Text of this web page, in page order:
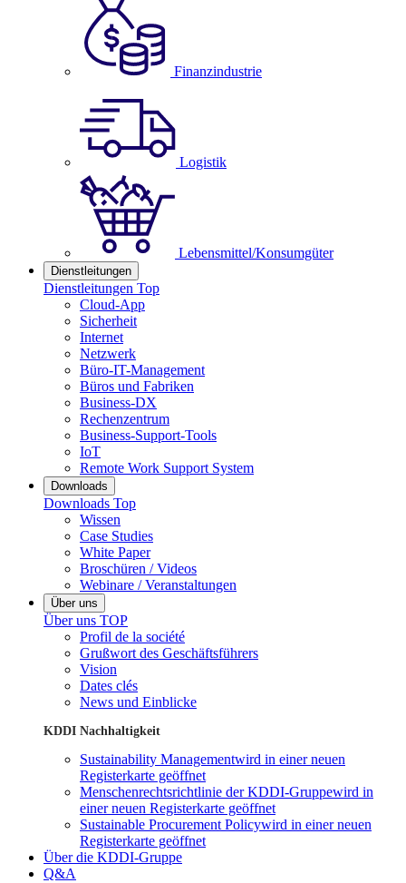
Finanzindustrie
Logistik
Lebensmittel/Konsumgüter
Dienstleitungen
Dienstleitungen Top
Cloud-App
Sicherheit
Internet
Netzwerk
Büro-IT-Management
Büros und Fabriken
Business-DX
Rechenzentrum
Business-Support-Tools
IoT
Remote Work Support System
Downloads
Downloads Top
Wissen
Case Studies
White Paper
Broschüren / Videos
Webinare / Veranstaltungen
Über uns
Über uns TOP
Profil de la société
Grußwort des Geschäftsführers
Vision
Dates clés
News und Einblicke
KDDI Nachhaltigkeit
Sustainability Managementwird in einer neuen
Registerkarte geöffnet
Menschenrechtsrichtlinie der KDDI-Gruppewird in
einer neuen Registerkarte geöffnet
Sustainable Procurement Policywird in einer neuen
Registerkarte geöffnet
Über die KDDI-Gruppe
Q&A